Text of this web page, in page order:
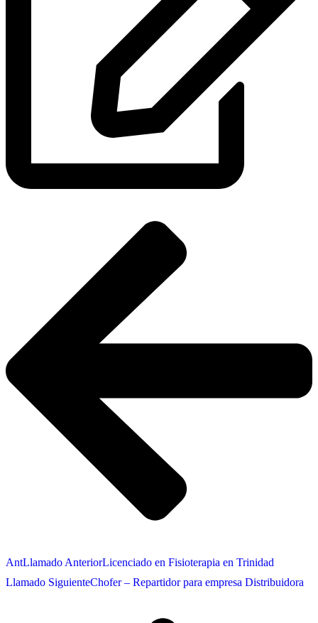
AntLlamado AnteriorLicenciado en Fisioterapia en Trinidad
Llamado SiguienteChofer – Repartidor para empresa Distribuidora